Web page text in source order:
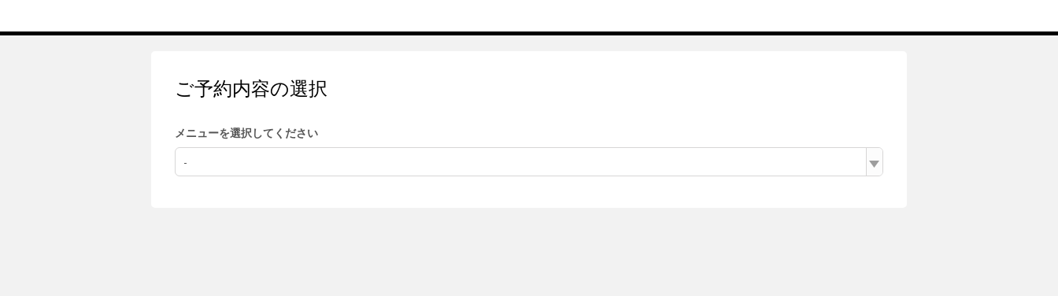
ご予約内容の選択
メニューを選択してください
-